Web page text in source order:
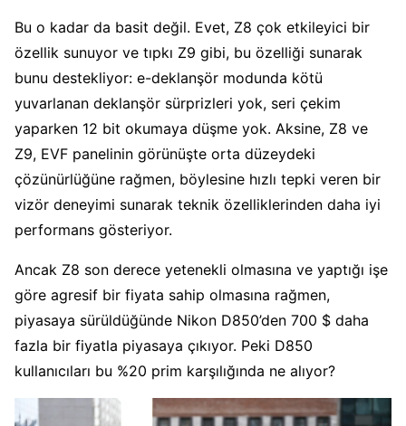
Bu o kadar da basit değil. Evet, Z8 çok etkileyici bir
özellik sunuyor ve tıpkı Z9 gibi, bu özelliği sunarak
bunu destekliyor: e-deklanşör modunda kötü
yuvarlanan deklanşör sürprizleri yok, seri çekim
yaparken 12 bit okumaya düşme yok. Aksine, Z8 ve
Z9, EVF panelinin görünüşte orta düzeydeki
çözünürlüğüne rağmen, böylesine hızlı tepki veren bir
vizör deneyimi sunarak teknik özelliklerinden daha iyi
performans gösteriyor.
Ancak Z8 son derece yetenekli olmasına ve yaptığı işe
göre agresif bir fiyata sahip olmasına rağmen,
piyasaya sürüldüğünde Nikon D850’den 700 $ daha
fazla bir fiyatla piyasaya çıkıyor. Peki D850
kullanıcıları bu %20 prim karşılığında ne alıyor?